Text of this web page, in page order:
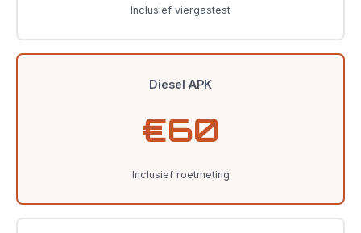
Inclusief viergastest
Diesel APK
€60
Inclusief roetmeting